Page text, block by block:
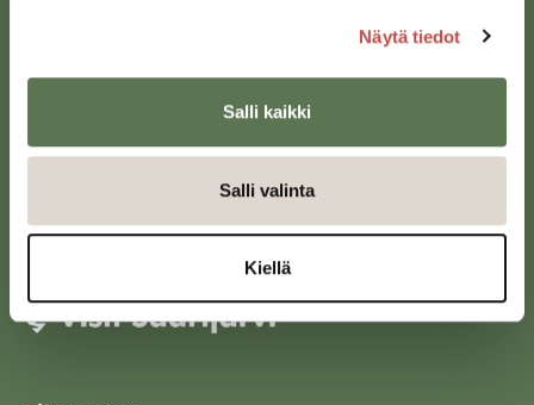
Näytä tiedot
Salli kaikki
Salli valinta
Kiellä
Saarijärven kaupunki
kirjaamo@saarijarvi.fi
Karttapalvelu